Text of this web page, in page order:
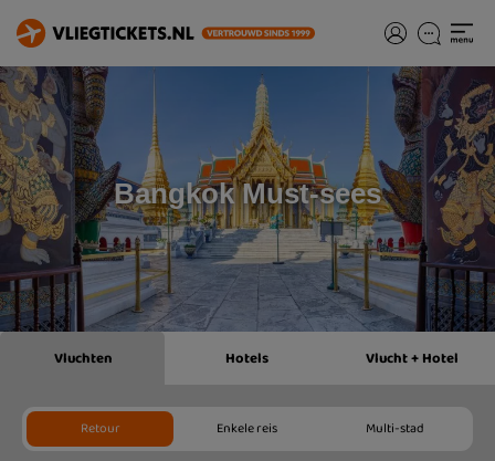
Bangkok Must-sees